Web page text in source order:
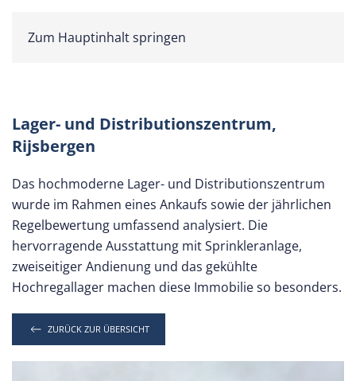
Zum Hauptinhalt springen
Lager- und Distributionszentrum,
Rijsbergen
Das hochmoderne Lager- und Distributionszentrum
wurde im Rahmen eines Ankaufs sowie der jährlichen
Regelbewertung umfassend analysiert. Die
hervorragende Ausstattung mit Sprinkleranlage,
zweiseitiger Andienung und das gekühlte
Hochregallager machen diese Immobilie so besonders.
ZURÜCK ZUR ÜBERSICHT